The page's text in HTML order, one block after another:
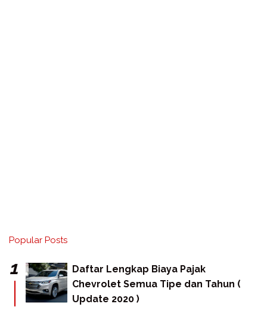
Popular Posts
Daftar Lengkap Biaya Pajak
Chevrolet Semua Tipe dan Tahun (
Update 2020 )